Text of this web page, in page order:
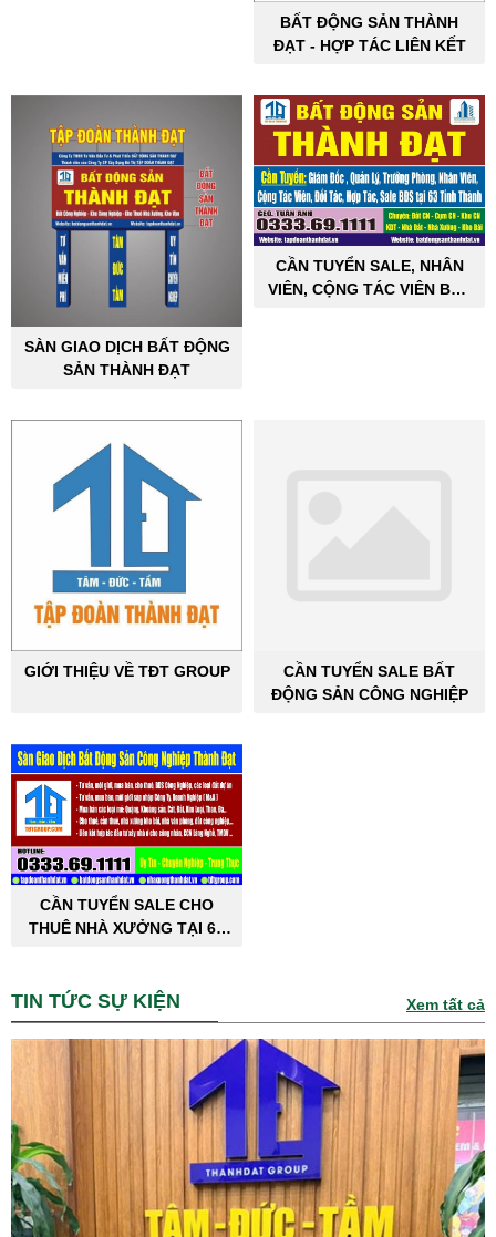
BẤT ĐỘNG SẢN THÀNH
ĐẠT - HỢP TÁC LIÊN KẾT
SÀN GIAO DỊCH BẤT ĐỘNG
SẢN THÀNH ĐẠT
CẦN TUYỂN SALE, NHÂN
VIÊN, CỘNG TÁC VIÊN BẤT
GIỚI THIỆU VỀ TĐT GROUP
CẦN TUYỂN SALE BẤT
ĐỘNG SẢN CÔNG NGHIỆP
CẦN TUYỂN SALE CHO
THUÊ NHÀ XƯỞNG TẠI 63
TIN TỨC SỰ KIỆN Xem tất cả